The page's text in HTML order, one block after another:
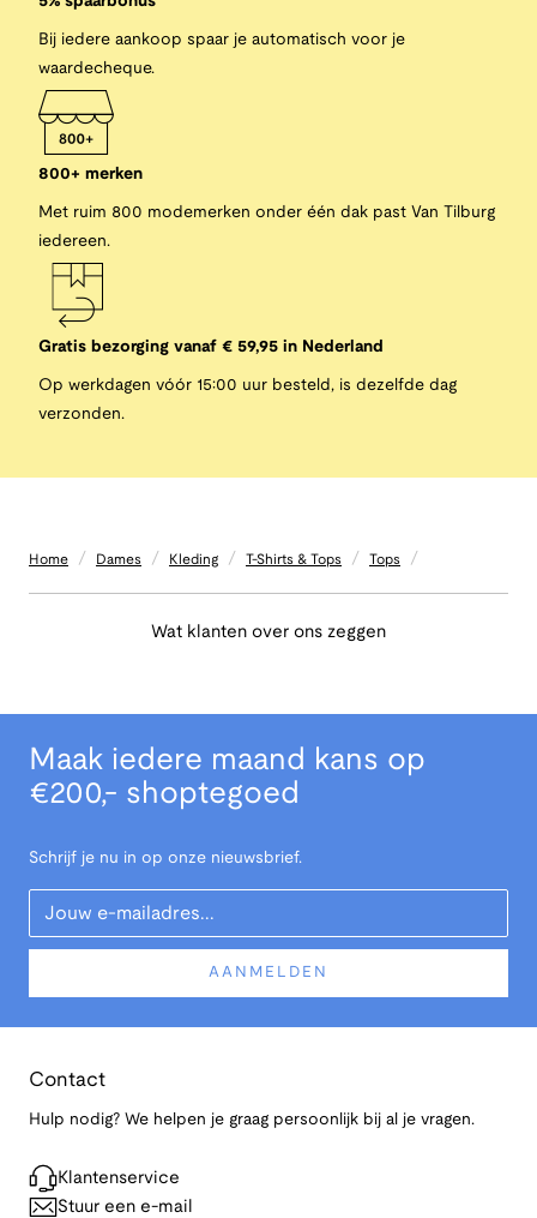
Bij iedere aankoop spaar je automatisch voor je
waardecheque.
800+ merken
Met ruim 800 modemerken onder één dak past Van Tilburg
iedereen.
Gratis bezorging vanaf € 59,95 in Nederland
Op werkdagen vóór 15:00 uur besteld, is dezelfde dag
verzonden.
Home / Dames / Kleding / T-Shirts & Tops / Tops /
Wat klanten over ons zeggen
Maak iedere maand kans op
€200,- shoptegoed
Schrijf je nu in op onze nieuwsbrief.
Your Email
AANMELDEN
Contact
Hulp nodig? We helpen je graag persoonlijk bij al je vragen.
Klantenservice
Stuur een e-mail